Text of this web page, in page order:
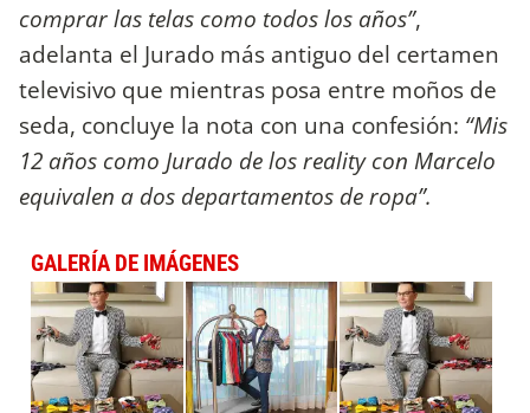
comprar las telas como todos los años”,
adelanta el Jurado más antiguo del certamen
televisivo que mientras posa entre moños de
seda, concluye la nota con una confesión: “Mis
12 años como Jurado de los reality con Marcelo
equivalen a dos departamentos de ropa”.
GALERÍA DE IMÁGENES